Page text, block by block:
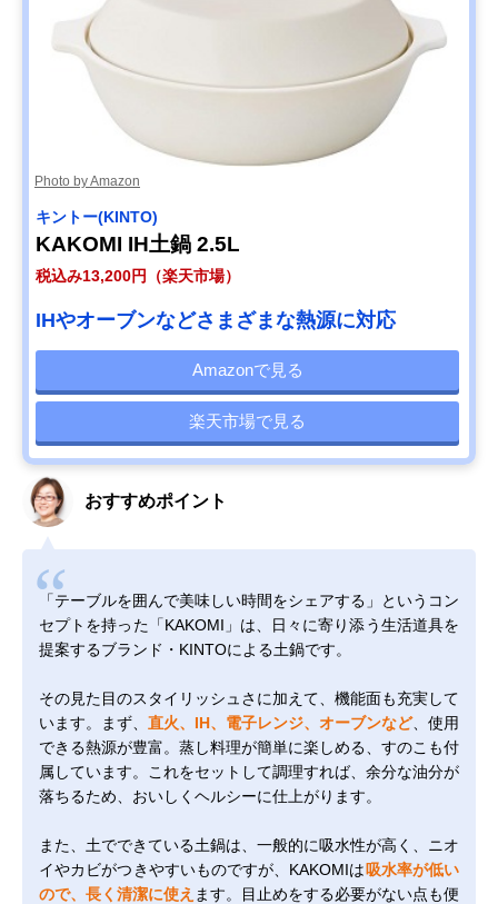
Photo by Amazon
キントー(KINTO)
KAKOMI IH土鍋 2.5L
税込み13,200円（楽天市場）
IHやオーブンなどさまざまな熱源に対応
Amazonで見る
楽天市場で見る
おすすめポイント
「テーブルを囲んで美味しい時間をシェアする」というコン
セプトを持った「KAKOMI」は、日々に寄り添う生活道具を
提案するブランド・KINTOによる土鍋です。
その見た目のスタイリッシュさに加えて、機能面も充実して
います。まず、 直火、IH、電子レンジ、オーブンなど、使用
できる熱源が豊富。蒸し料理が簡単に楽しめる、すのこも付
属しています。これをセットして調理すれば、余分な油分が
落ちるため、おいしくヘルシーに仕上がります。
また、土でできている土鍋は、一般的に吸水性が高く、ニオ
イやカビがつきやすいものですが、KAKOMIは 吸水率が低い
ので、長く清潔に使え ます。目止めをする必要がない点も便